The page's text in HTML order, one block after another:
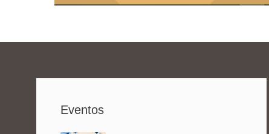
Eventos